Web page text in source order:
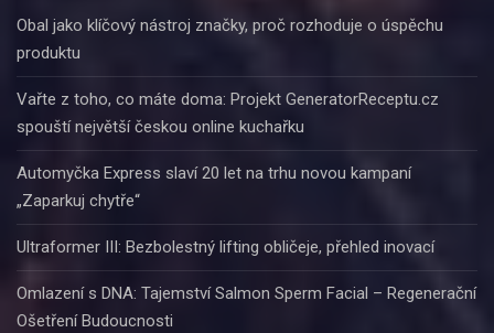
Obal jako klíčový nástroj značky, proč rozhoduje o úspěchu
produktu
Vařte z toho, co máte doma: Projekt GeneratorReceptu.cz
spouští největší českou online kuchařku
Automyčka Express slaví 20 let na trhu novou kampaní
„Zaparkuj chytře“
Ultraformer III: Bezbolestný lifting obličeje, přehled inovací
Omlazení s DNA: Tajemství Salmon Sperm Facial – Regenerační
Ošetření Budoucnosti